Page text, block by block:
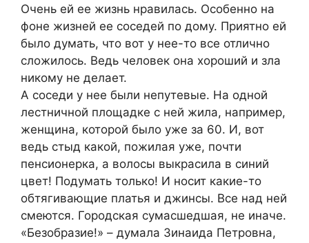
Очень ей ее жизнь нравилась. Особенно на
фоне жизней ее соседей по дому. Приятно ей
было думать, что вот у нее-то все отлично
сложилось. Ведь человек она хороший и зла
никому не делает.
А соседи у нее были непутевые. На одной
лестничной площадке с ней жила, например,
женщина, которой было уже за 60. И, вот
ведь стыд какой, пожилая уже, почти
пенсионерка, а волосы выкрасила в синий
цвет! Подумать только! И носит какие-то
обтягивающие платья и джинсы. Все над ней
смеются. Городская сумасшедшая, не иначе.
«Безобразие!» – думала Зинаида Петровна,